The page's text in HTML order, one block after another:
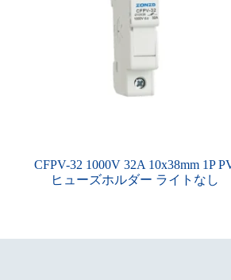
CFPV-32 1000V 32A 10x38mm 1P
ヒューズホルダー ライトなし